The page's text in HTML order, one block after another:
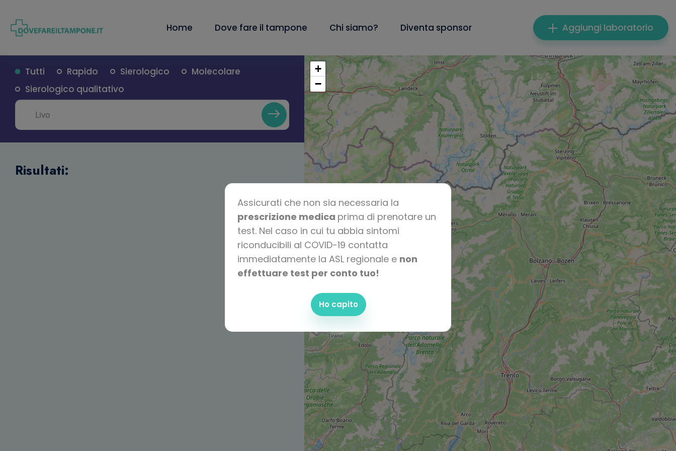
Assicurati che non sia necessaria la
prescrizione medica prima di prenotare un
test. Nel caso in cui tu abbia sintomi
riconducibili al COVID-19 contatta
immediatamente la ASL regionale e non
effettuare test per conto tuo!
Ho capito
Home Dove fare il tampone Chi siamo? Diventa sponsor Aggiungi laboratorio
Tutti Rapido Sierologico
Molecolare
Sierologico qualitativo
Risultati:
+
−